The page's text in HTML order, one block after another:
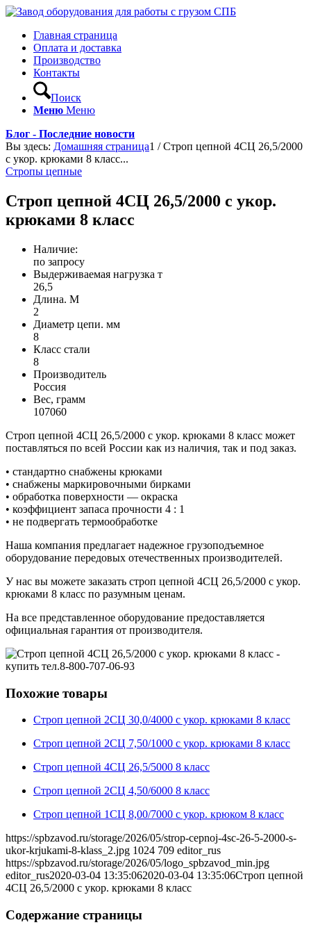
Главная страница
Оплата и доставка
Производство
Контакты
Поиск
Меню Меню
Блог - Последние новости
Вы здесь: Домашняя страница1 / Строп цепной 4СЦ 26,5/2000
с укор. крюками 8 класс...
Стропы цепные
Строп цепной 4СЦ 26,5/2000 с укор.
крюками 8 класс
Наличие:
по запросу
Выдерживаемая нагрузка т
26,5
Длина. М
2
Диаметр цепи. мм
8
Класс стали
8
Производитель
Россия
Вес, грамм
107060
Строп цепной 4СЦ 26,5/2000 с укор. крюками 8 класс может
поставляться по всей России как из наличия, так и под заказ.
• стандартно снабжены крюками
• снабжены маркировочными бирками
• обработка поверхности — окраска
• коэффициент запаса прочности 4 : 1
• не подвергать термообработке
Наша компания предлагает надежное грузоподъемное
оборудование передовых отечественных производителей.
У нас вы можете заказать строп цепной 4СЦ 26,5/2000 с укор.
крюками 8 класс по разумным ценам.
На все представленное оборудование предоставляется
официальная гарантия от производителя.
Похожие товары
Строп цепной 2СЦ 30,0/4000 с укор. крюками 8 класс
Строп цепной 2СЦ 7,50/1000 с укор. крюками 8 класс
Строп цепной 4СЦ 26,5/5000 8 класс
Строп цепной 2СЦ 4,50/6000 8 класс
Строп цепной 1СЦ 8,00/7000 c укор. крюком 8 класс
https://spbzavod.ru/storage/2026/05/strop-cepnoj-4sc-26-5-2000-s-
ukor-krjukami-8-klass_2.jpg 1024 709 editor_rus
https://spbzavod.ru/storage/2026/05/logo_spbzavod_min.jpg
editor_rus2020-03-04 13:35:062020-03-04 13:35:06Строп цепной
4СЦ 26,5/2000 с укор. крюками 8 класс
Содержание страницы